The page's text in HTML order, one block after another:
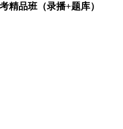
精品班（录播+题库）